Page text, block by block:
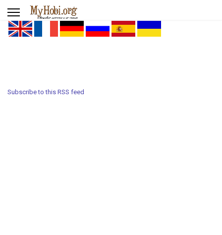
Subscribe to this RSS feed